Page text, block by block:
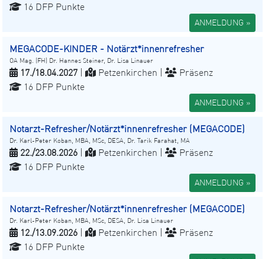
16 DFP Punkte
ANMELDUNG »
MEGACODE-KINDER - Notärzt*innenrefresher
OA Mag. (FH) Dr. Hannes Steiner, Dr. Lisa Linauer
17./18.04.2027 Petzenkirchen |
Präsenz
16 DFP Punkte
ANMELDUNG »
Notarzt-Refresher/Notärzt*innenrefresher (MEGACODE)
Dr. Karl-Peter Koban, MBA, MSc, DESA, Dr. Tarik Farahat, MA
22./23.08.2026 Petzenkirchen |
Präsenz
16 DFP Punkte
ANMELDUNG »
Notarzt-Refresher/Notärzt*innenrefresher (MEGACODE)
Dr. Karl-Peter Koban, MBA, MSc, DESA, Dr. Lisa Linauer
12./13.09.2026 Petzenkirchen |
Präsenz
16 DFP Punkte